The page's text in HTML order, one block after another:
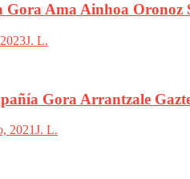
Ama Ainhoa Oronoz
J. L.
Gora Arrantzale
2021J. L.